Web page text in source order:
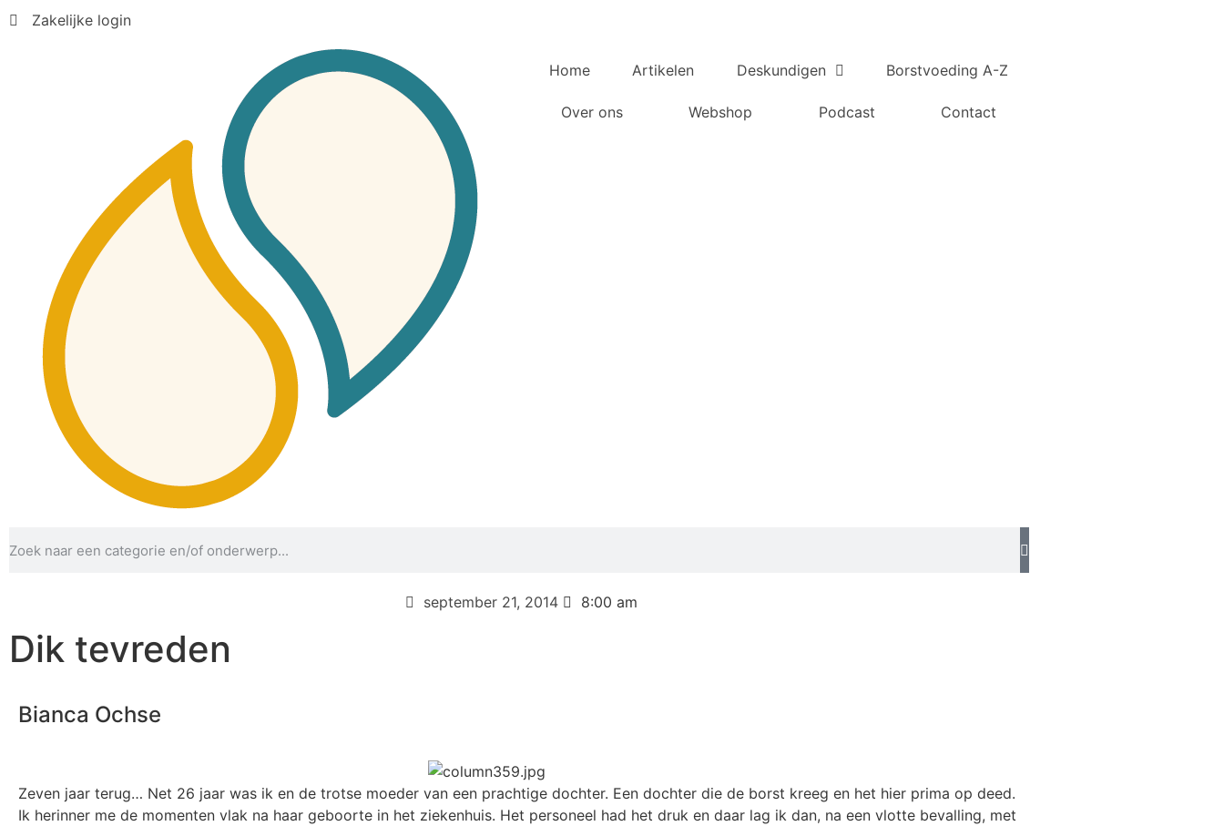
Zakelijke login
Home Artikelen Deskundigen Borstvoeding A-Z
Over ons Webshop Podcast Contact
september 21, 2014 8:00 am
Dik tevreden
Bianca Ochse
Zeven jaar terug… Net 26 jaar was ik en de trotse moeder van een prachtige dochter. Een dochter die de borst kreeg en het hier prima op deed.
Ik herinner me de momenten vlak na haar geboorte in het ziekenhuis. Het personeel had het druk en daar lag ik dan, na een vlotte bevalling, met